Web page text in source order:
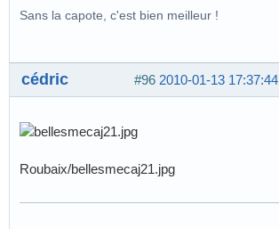
Sans la capote, c'est bien meilleur !
#96 2010-01-13 17:37:44
cédric
Roubaix/bellesmecaj21.jpg